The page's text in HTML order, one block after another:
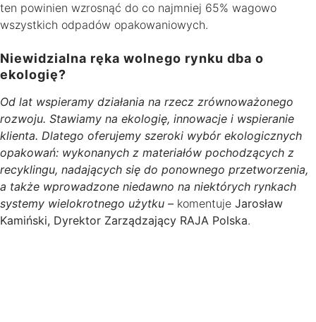
ten powinien wzrosnąć do co najmniej 65% wagowo
wszystkich odpadów opakowaniowych.
Niewidzialna ręka wolnego rynku dba o
ekologię?
Od lat wspieramy działania na rzecz zrównoważonego
rozwoju. Stawiamy na ekologię, innowacje i wspieranie
klienta. Dlatego oferujemy szeroki wybór ekologicznych
opakowań: wykonanych z materiałów pochodzących z
recyklingu, nadających się do ponownego przetworzenia,
a także wprowadzone niedawno na niektórych rynkach
systemy wielokrotnego użytku – komentuje Jarosław
Kamiński, Dyrektor Zarządzający RAJA Polska.